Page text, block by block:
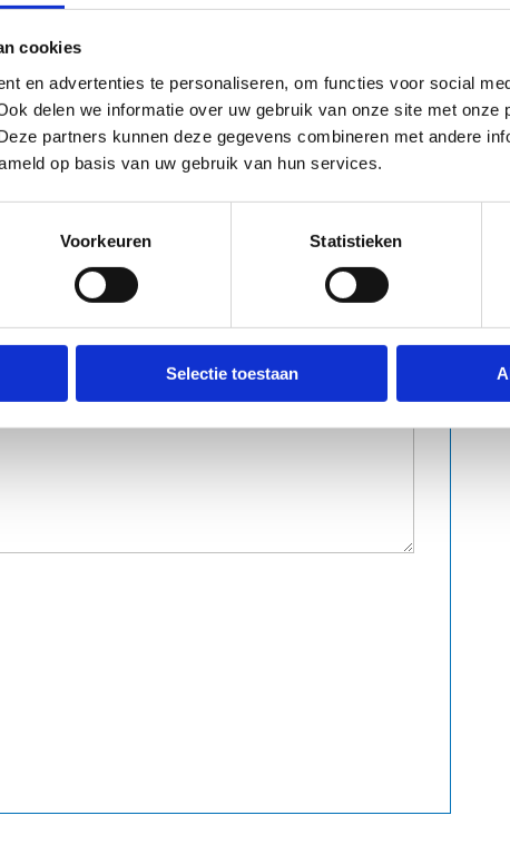
cookies
en advertenties te personaliseren, om functies voor social
delen we informatie over uw gebruik van onze site met onze
partners kunnen deze gegevens combineren met andere
op basis van uw gebruik van hun services.
Voorkeuren Statistieken
Selectie toestaan